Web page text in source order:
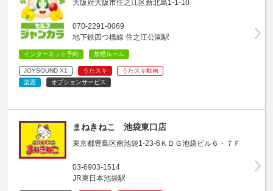
大阪府大阪市住之江区新北島1-1-10
070-2291-0069
地下鉄四つ橋線 住之江公園駅
インターネット予約 禁煙ルーム
JOYSOUND X1 うたスキ
うたスキ動画
楽器
オプションサービス
まねきねこ 池袋東口店
東京都豊島区南池袋1-23-6ＫＤＧ池袋ビル６・７Ｆ
03-6903-1514
JR東日本池袋駅